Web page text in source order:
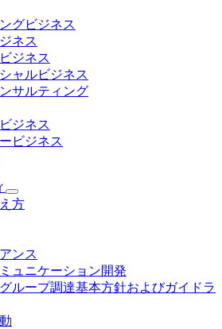
グビジネス
ネス
ジネス
ャルビジネス
サルティング
ジネス
ビジネス
方
ンス
ュニケーション開発
ループ調達基本方針およびガイドラ